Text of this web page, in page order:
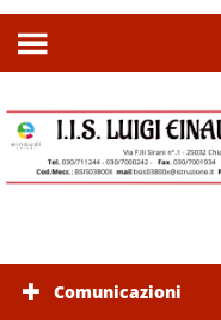
Comunicazioni